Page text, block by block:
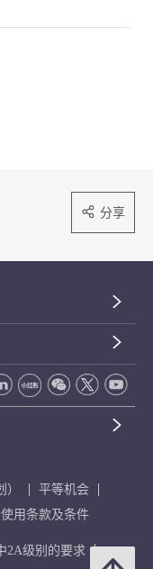
分享
平等机会
使用条款及条件
2A级别的要求